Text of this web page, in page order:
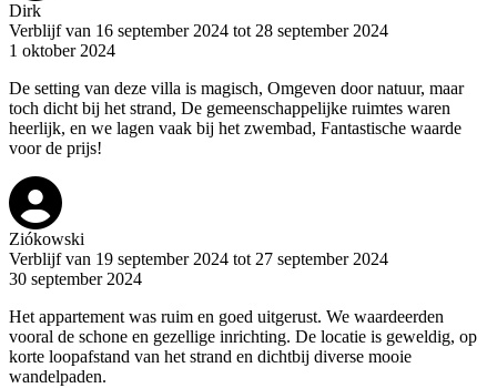
Dirk
Verblijf van 16 september 2024 tot 28 september 2024
1 oktober 2024
De setting van deze villa is magisch, Omgeven door natuur, maar
toch dicht bij het strand, De gemeenschappelijke ruimtes waren
heerlijk, en we lagen vaak bij het zwembad, Fantastische waarde
voor de prijs!
Ziókowski
Verblijf van 19 september 2024 tot 27 september 2024
30 september 2024
Het appartement was ruim en goed uitgerust. We waardeerden
vooral de schone en gezellige inrichting. De locatie is geweldig, op
korte loopafstand van het strand en dichtbij diverse mooie
wandelpaden.